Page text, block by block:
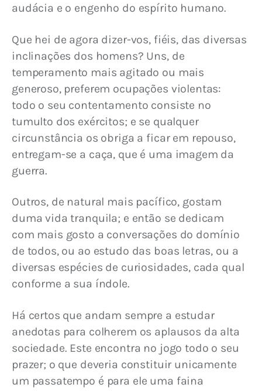
audácia e o engenho do espírito humano.
Que hei de agora dizer-vos, fiéis, das diversas
inclinações dos homens? Uns, de
temperamento mais agitado ou mais
generoso, preferem ocupações violentas:
todo o seu contentamento consiste no
tumulto dos exércitos; e se qualquer
circunstância os obriga a ficar em repouso,
entregam-se a caça, que é uma imagem da
guerra.
Outros, de natural mais pacífico, gostam
duma vida tranquila; e então se dedicam
com mais gosto a conversações do domínio
de todos, ou ao estudo das boas letras, ou a
diversas espécies de curiosidades, cada qual
conforme a sua índole.
Há certos que andam sempre a estudar
anedotas para colherem os aplausos da alta
sociedade. Este encontra no jogo todo o seu
prazer; o que deveria constituir unicamente
um passatempo é para ele uma faina